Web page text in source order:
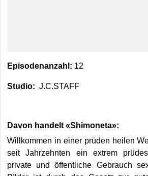
Episodenanzahl: 12
Studio: J.C.STAFF
Davon handelt «Shimoneta»:
Willkommen in einer prüden heilen
seit Jahrzehnten ein extrem
private und öffentliche Gebrauch